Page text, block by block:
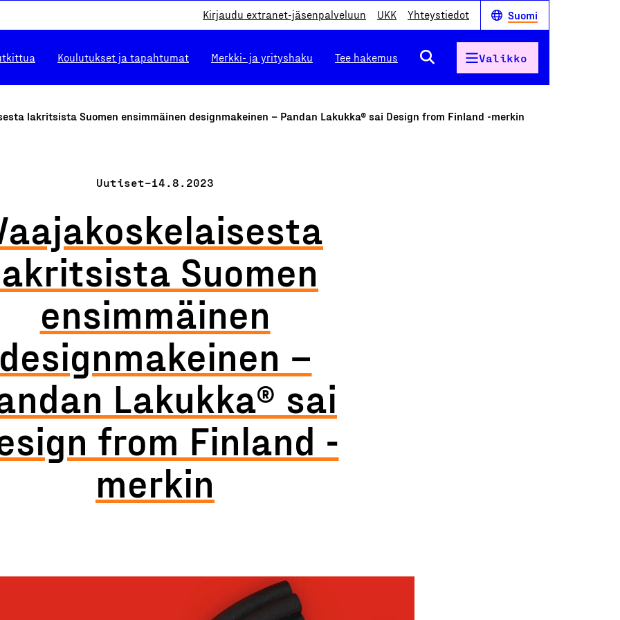
Kirjaudu extranet-jäsenpalveluun UKK Yhteystiedot Suomi
Koulutukset ja tapahtumat Merkki- ja yrityshaku Tee hakemus Valikko
lakritsista Suomen ensimmäinen designmakeinen – Pandan Lakukka® sai Design from Finland -merkin
Uutiset–14.8.2023
Suomen
ensimmäinen
–
Lakukka® sai
from Finland -
merkin